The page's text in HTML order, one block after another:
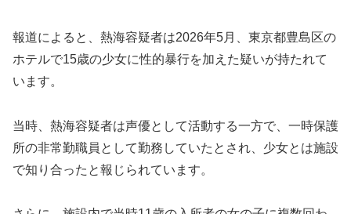
報道によると、熱海容疑者は2026年5月、東京都豊島区の
ホテルで15歳の少女に性的暴行を加えた疑いが持たれて
います。
当時、熱海容疑者は声優として活動する一方で、一時保護
所の非常勤職員として勤務していたとされ、少女とは施設
で知り合ったと報じられています。